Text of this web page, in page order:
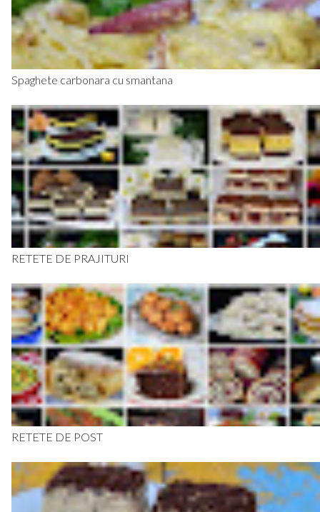
Spaghete carbonara cu smantana
RETETE DE PRAJITURI
RETETE DE POST